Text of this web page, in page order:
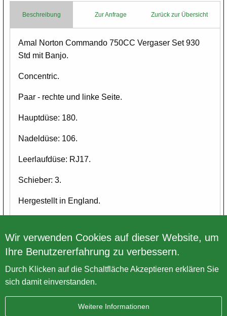
Beschreibung Zurück zur Übersicht
Zur Anfrage
Body
Amal Norton Commando 750CC Vergaser Set 930
Std mit Banjo.
Concentric.
Paar - rechte und linke Seite.
Hauptdüse: 180.
Nadeldüse: 106.
Leerlaufdüse: RJ17.
Schieber: 3.
Hergestellt in England.
Zurück zur Übersicht
Wir verwenden Cookies auf dieser Website, um
Ihre Benutzererfahrung zu verbessern.
Durch Klicken auf die Schaltfläche Akzeptieren erklären Sie
sich damit einverstanden.
Weitere Informationen